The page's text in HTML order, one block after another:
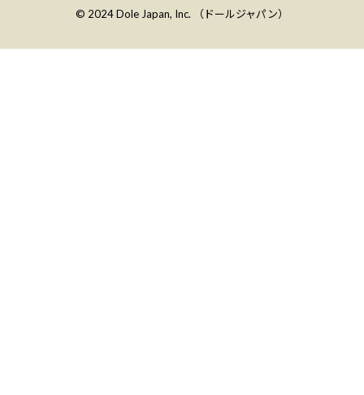
© 2024 Dole Japan, Inc. （ドールジャパン）